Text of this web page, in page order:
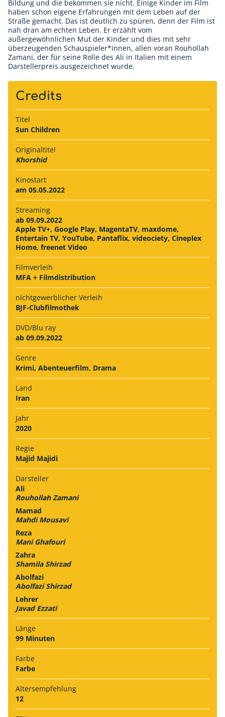
Bildung und die bekommen sie nicht. Einige Kinder im Film
haben schon eigene Erfahrungen mit dem Leben auf der
Straße gemacht. Das ist deutlich zu spüren, denn der Film ist
nah dran am echten Leben. Er erzählt vom
außergewöhnlichen Mut der Kinder und dies mit sehr
überzeugenden Schauspieler*innen, allen voran Rouhollah
Zamani, der für seine Rolle des Ali in Italien mit einem
Darstellerpreis ausgezeichnet wurde.
Credits
Titel
Sun Children
Originaltitel
Khorshid
Kinostart
am 05.05.2022
Streaming
ab 09.09.2022
Apple TV+, Google Play, MagentaTV, maxdome,
Entertain TV, YouTube, Pantaflix, videociety, Cineplex
Home, freenet Video
Filmverleih
MFA + Filmdistribution
nichtgewerb­licher Verleih
BJF-Clubfilmothek
DVD/Blu ray
ab 09.09.2022
Genre
Krimi, Abenteuerfilm, Drama
Land
Iran
Jahr
2020
Regie
Majid Majidi
Darsteller
Ali
Rouhollah Zamani
Mamad
Mahdi Mousavi
Reza
Mani Ghafouri
Zahra
Shamila Shirzad
Abolfazi
Abolfazi Shirzad
Lehrer
Javad Ezzati
Länge
99 Minuten
Farbe
Farbe
Alters­empfehlung
12